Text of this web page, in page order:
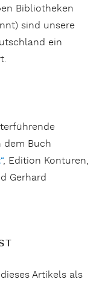
Bibliotheken
sind unsere
ein
dem Buch
, Edition Konturen,
Gerhard
Artikels als